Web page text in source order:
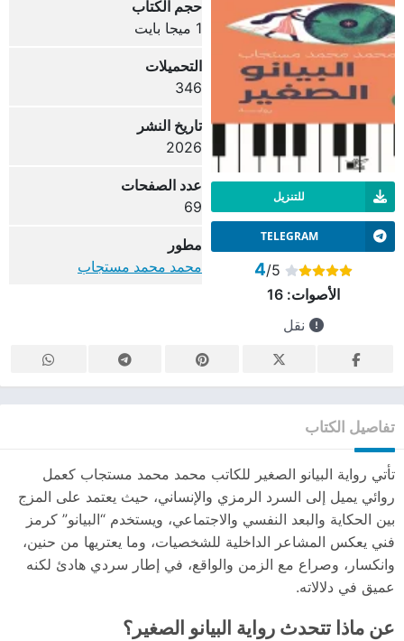
للتنزيل
TELEGRAM
4/5
الأصوات:16
نقل
حجم الكتاب
1 ميجا بايت
التحميلات
346
تاريخ النشر
2026
عدد الصفحات
69
مطور
محمد محمد مستجاب
تفاصيل الكتاب
تأتي رواية البيانو الصغير للكاتب محمد محمد مستجاب كعمل
روائي يميل إلى السرد الرمزي والإنساني، حيث يعتمد على المزج
بين الحكاية والبعد النفسي والاجتماعي، ويستخدم “البيانو” كرمز
فني يعكس المشاعر الداخلية للشخصيات، وما يعتريها من حنين،
وانكسار، وصراع مع الزمن والواقع، في إطار سردي هادئ لكنه
عميق في دلالاته.
عن ماذا تتحدث رواية البيانو الصغير؟